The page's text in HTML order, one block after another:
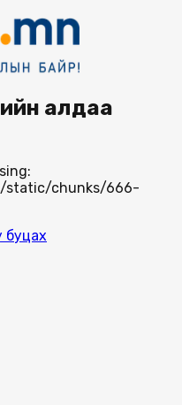
алдаа
static/chunks/666-
буцах